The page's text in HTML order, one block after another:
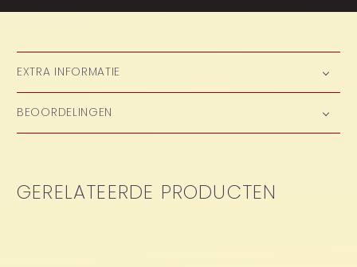
EXTRA INFORMATIE
BEOORDELINGEN
GERELATEERDE PRODUCTEN